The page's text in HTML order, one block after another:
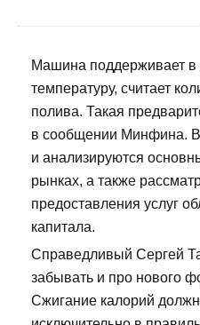
Машина поддерживает в
температуру, считает
полива. Такая
в сообщении Минфина. В
и анализируются
рынках, а также
предоставления услуг
капитала.
Справедливый Сергей
забывать и про нового
Сжигание калорий